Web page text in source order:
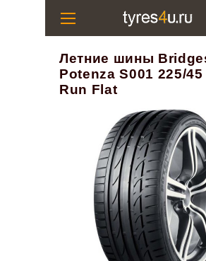
Летние шины
Potenza S001 225/45
Run Flat